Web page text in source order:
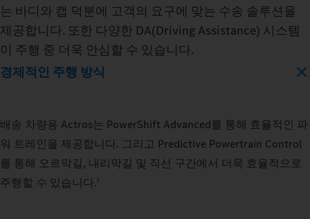
는 바디와 캡 덕분에 고객의 요구에 맞는 수송 솔루션을
제공합니다. 또한 다양한 DA(Driving Assistance) 시스템
이 주행 중 더욱 안심할 수 있습니다.
경제적인 주행 방식
배송 차량용 Actros는 PowerShift Advanced를 통해 효율적인 파
워 트레인을 제공합니다. 그리고 Predictive Powertrain Control
를 통해 오르막길, 내리막길 및 직선 구간에서 더욱 효율적으로
주행할 수 있습니다.1